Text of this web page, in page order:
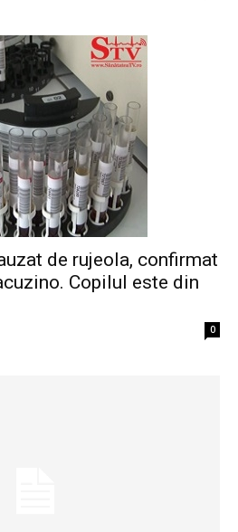
de rujeola, confirmat
Copilul este din
0